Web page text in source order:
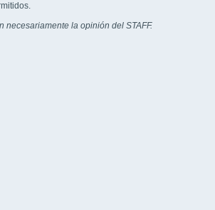
la opinión del STAFF.